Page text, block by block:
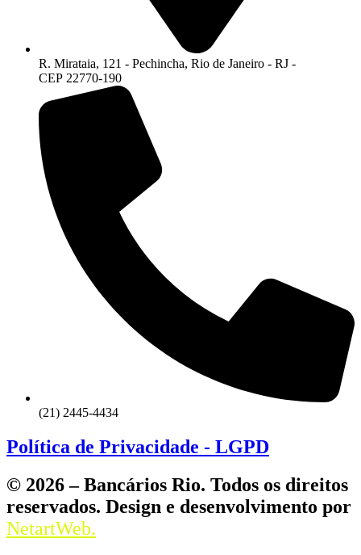
R. Mirataia, 121 - Pechincha, Rio de Janeiro - RJ -
CEP 22770-190
(21) 2445-4434
Política de Privacidade - LGPD
© 2026 – Bancários Rio. Todos os direitos
reservados. Design e desenvolvimento por
NetartWeb.